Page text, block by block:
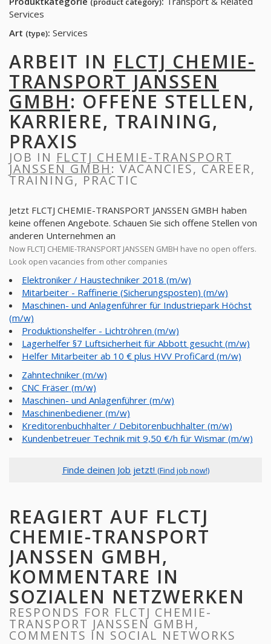
Services
Art (type): Services
ARBEIT IN FLCTJ CHEMIE-
TRANSPORT JANSSEN
GMBH: OFFENE STELLEN,
KARRIERE, TRAINING,
PRAXIS
JOB IN FLCTJ CHEMIE-TRANSPORT
JANSSEN GMBH: VACANCIES, CAREER,
TRAINING, PRACTIC
Jetzt FLCTJ CHEMIE-TRANSPORT JANSSEN GMBH haben
keine offenen Angebote. Schauen Sie sich offene Stellen von
anderen Unternehmen an
Now FLCTJ CHEMIE-TRANSPORT JANSSEN GMBH have no open offers.
Look open vacancies from other companies
Elektroniker / Haustechniker 2018 (m/w)
Mitarbeiter - Raffinerie (Sicherungsposten) (m/w)
Maschinen- und Anlagenführer für Industriepark Höchst
(m/w)
Produktionshelfer - Lichtröhren (m/w)
Lagerhelfer §7 Luftsicherheit für Abbott gesucht (m/w)
Helfer Mitarbeiter ab 10 € plus HVV ProfiCard (m/w)
Zahntechniker (m/w)
CNC Fräser (m/w)
Maschinen- und Anlagenführer (m/w)
Maschinenbediener (m/w)
Kreditorenbuchhalter / Debitorenbuchhalter (m/w)
Kundenbetreuer Technik mit 9,50 €/h für Wismar (m/w)
Finde deinen Job jetzt! (Find job now!)
REAGIERT AUF FLCTJ
CHEMIE-TRANSPORT
JANSSEN GMBH,
KOMMENTARE IN
SOZIALEN NETZWERKEN
RESPONDS FOR FLCTJ CHEMIE-
TRANSPORT JANSSEN GMBH,
COMMENTS IN SOCIAL NETWORKS